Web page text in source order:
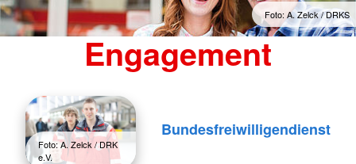
Foto: A. Zelck / DRKS
Engagement
Foto: A. Zelck / DRK
e.V.
Bundesfreiwilligendienst